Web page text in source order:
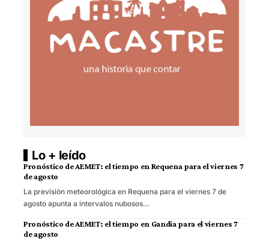
Lo + leído
Pronóstico de AEMET: el tiempo en Requena para el viernes 7
de agosto
La previsión meteorológica en Requena para el viernes 7 de
agosto apunta a intervalos nubosos…
Pronóstico de AEMET: el tiempo en Gandia para el viernes 7
de agosto